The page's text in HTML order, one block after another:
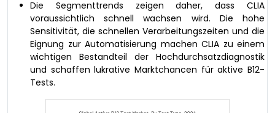
Die Segmenttrends zeigen daher, dass CLIA
voraussichtlich schnell wachsen wird. Die hohe
Sensitivität, die schnellen Verarbeitungszeiten und die
Eignung zur Automatisierung machen CLIA zu einem
wichtigen Bestandteil der Hochdurchsatzdiagnostik
und schaffen lukrative Marktchancen für aktive B12-
Tests.